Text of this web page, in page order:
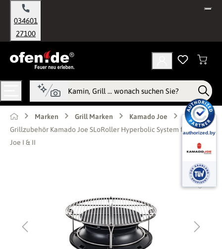
springen
034601
27100
Marken Grill Marken
Kamado Joe
Grillzubehör Kamado Joe SLoRoller Hyperbolic System für Big
Joe I & II